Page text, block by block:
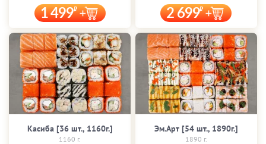
1 499 2 699
Касиба [36 шт., 1160г.]
1160 г.
Эм.Арт [54 шт., 1890г.]
1890 г.